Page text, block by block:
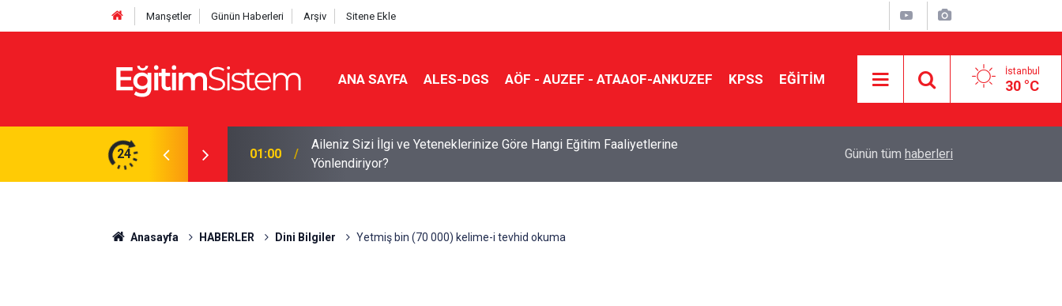
Manşetler Günün Haberleri Arşiv Sitene Ekle
ANA SAYFA ALES-DGS AÖF - AUZEF - ATAAOF-ANKUZEF KPSS EĞİTİM İstanbul
30 °C
24
Göre Hangi Eğitim Faaliyetlerine
16:15
MEB Özel Okullarda Ücretsiz Okuma Takvimini Yayımladı: Başvurular 5
Ağustos’ta
Fikir ve Sanat Eserlerini Korumak Toplum İçin
Günün tüm haberleri
Anasayfa HABERLER Dini Bilgiler Yetmiş bin (70 000) kelime-i tevhid okuma